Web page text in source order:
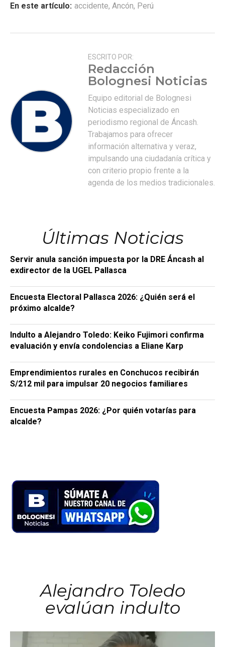
En este artículo: accidente, Ancón, Perú
ESCRITO POR:
Redacción
Bolognesi Noticias
Equipo editorial de Bolognesi
Noticias especializado en
periodismo regional de Áncash.
Trabajamos para ofrecer
información alternativa y veraz,
impulsando una ciudadanía crítica y
con criterio propio frente a la
agenda de los medios tradicionales.
Últimas Noticias
Servir anula sanción impuesta por la DRE Áncash al
exdirector de la UGEL Pallasca
Encuesta Electoral Pallasca 2026: ¿Quién será el
próximo alcalde?
Indulto a Alejandro Toledo: Keiko Fujimori confirma
evaluación y envía condolencias a Eliane Karp
Emprendimientos rurales en Conchucos recibirán
S/212 mil para impulsar 20 negocios familiares
Encuesta Pampas 2026: ¿Por quién votarías para
alcalde?
Alejandro Toledo
evalúan indulto